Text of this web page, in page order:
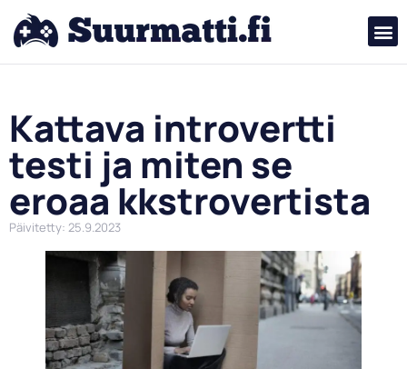
Kattava introvertti
testi ja miten se
eroaa kkstrovertista
Päivitetty: 25.9.2023